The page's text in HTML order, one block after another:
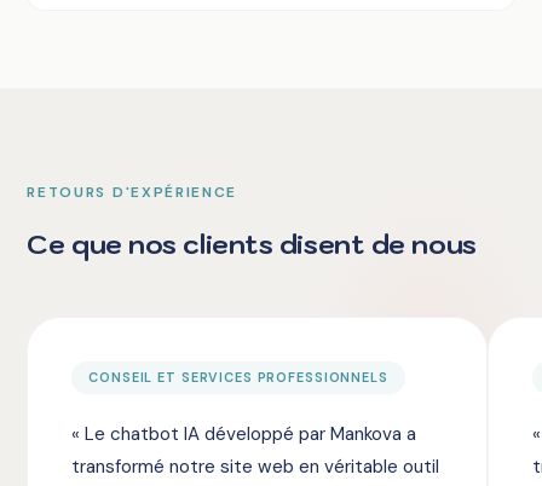
RETOURS D'EXPÉRIENCE
Ce que nos clients disent de nous
CONSEIL ET SERVICES PROFESSIONNELS
« Le chatbot IA développé par Mankova a
transformé notre site web en véritable outil